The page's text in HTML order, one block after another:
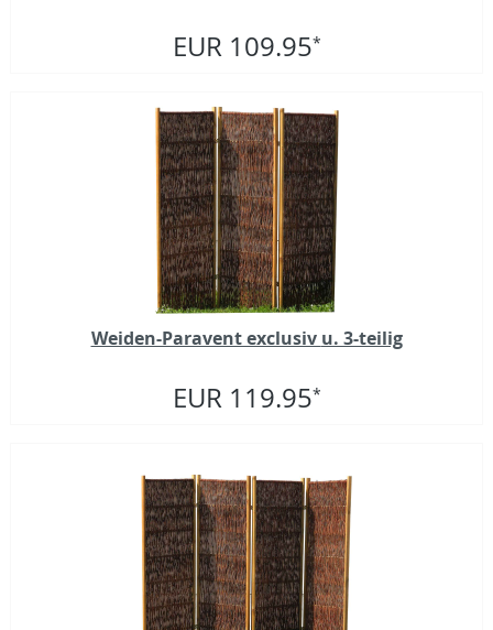
EUR 109.95*
Weiden-Paravent exclusiv u. 3-teilig
EUR 119.95*